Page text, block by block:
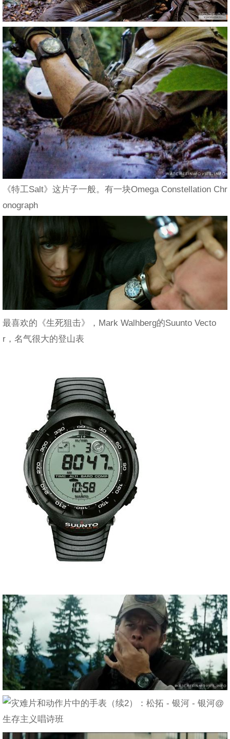
《特工Salt》这片子一般。有一块Omega Constellation Chr
onograph
最喜欢的《生死狙击》，Mark Walhberg的Suunto Vecto
r，名气很大的登山表